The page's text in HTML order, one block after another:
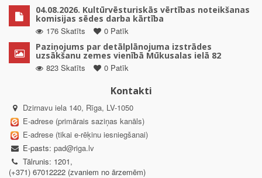
04.08.2026. Kultūrvēsturiskās vērtības noteikšanas
komisijas sēdes darba kārtība
176 Skatīts
0 Patīk
Paziņojums par detālplānojuma izstrādes
uzsākšanu zemes vienībā Mūkusalas ielā 82
823 Skatīts
0 Patīk
Kontakti
Dzirnavu iela 140, Rīga, LV-1050
E-adrese (primārais saziņas kanāls)
E-adrese (tikai e-rēķinu iesniegšanai)
E-pasts: pad@riga.lv
Tālrunis: 1201,
(+371) 67012222 (zvaniem no ārzemēm)